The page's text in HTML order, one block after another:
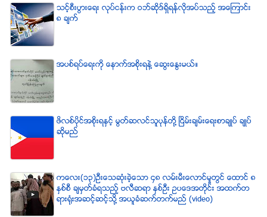
သင့္စီးပြားေရး လုပ္ငန္းက ဝဘ္ဆိုဒ္ရွိရန္လိုအပ္သည့္ အေၾကာင္း
၈ ခ်က္
အပစ္ရပ္ေရးကို ေနာက္အစိုးရနဲ႔ ေဆြးေႏြးမယ္။
ဖိလစ္ပိုင္အစိုးရႏွင့္ မြတ္ဆလင္သူပုန္တို႔ ၿငိမ္းခ်မ္းေရးစာခ်ဳပ္ ခ်ဳပ္
ဆိုမည္
ကေလး(၁၃)ဦးေသဆံုးခဲ့ေသာ ၄၈ လမ္းမီးေလာင္မႈတြင္ ေထာင္ ၈
ႏွစ္စီ ခ်မွတ္ခံရသည့္ ဗလီဆရာ ႏွစ္ဦး ဥပေဒအတိုင္း အထက္တ
ရားရံုးအဆင့္ဆင့္သို႔ အယူခံဆက္တက္မည္ (video)